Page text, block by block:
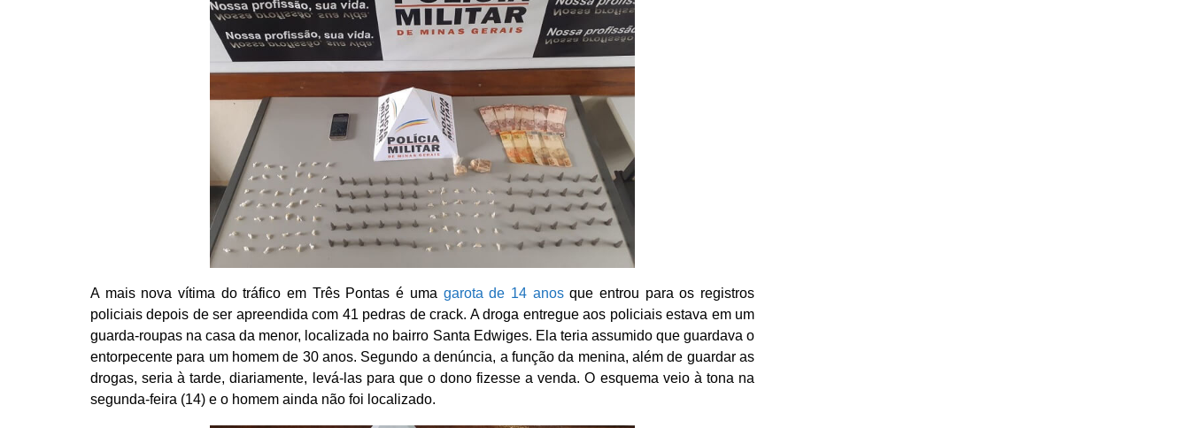
A mais nova vítima do tráfico em Três Pontas é uma garota de 14 anosque entrou para os registros
policiais depois de ser apreendida com 41 pedras de crack. A droga entregue aos policiais estava em um
guarda-roupas na casa da menor, localizada no bairro Santa Edwiges. Ela teria assumido que guardava o
entorpecente para um homem de 30 anos. Segundo a denúncia, a função da menina, além de guardar as
drogas, seria à tarde, diariamente, levá-las para que o dono fizesse a venda.O esquema veio à tona na
segunda-feira (14) e o homem ainda não foi localizado.